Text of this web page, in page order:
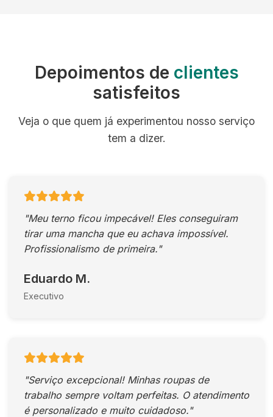
Depoimentos de clientes
satisfeitos
Veja o que quem já experimentou nosso serviço
tem a dizer.
"Meu terno ficou impecável! Eles conseguiram
tirar uma mancha que eu achava impossível.
Profissionalismo de primeira."
Eduardo M.
Executivo
"Serviço excepcional! Minhas roupas de
trabalho sempre voltam perfeitas. O atendimento
é personalizado e muito cuidadoso."